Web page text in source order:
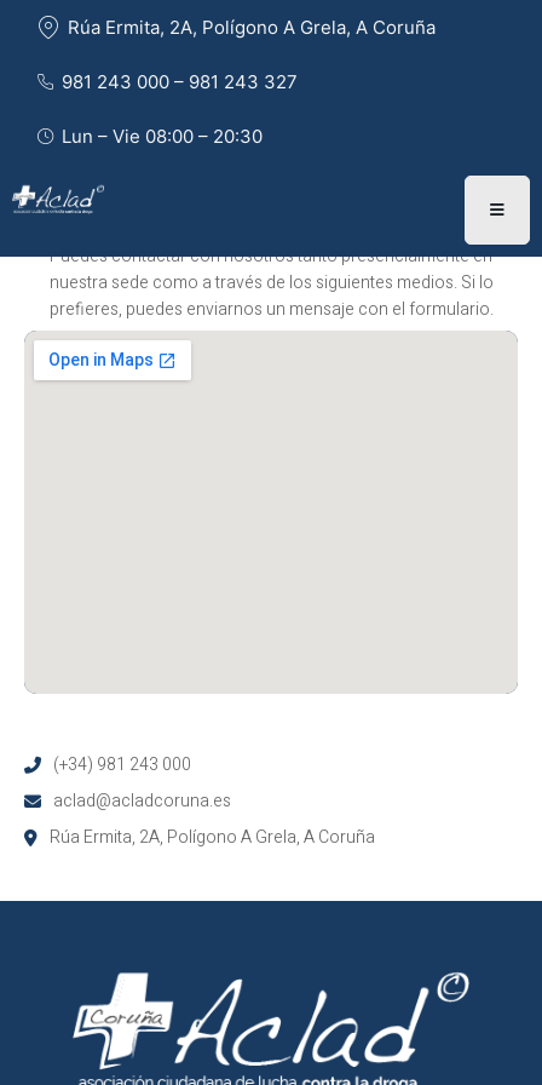
Rúa Ermita, 2A, Polígono A Grela, A Coruña
981 243 000 – 981 243 327
Lun – Vie 08:00 – 20:30
Puedes contactar con nosotros tanto presencialmente en
nuestra sede como a través de los siguientes medios. Si lo
prefieres, puedes enviarnos un mensaje con el formulario.
(+34) 981 243 000
aclad@acladcoruna.es
Rúa Ermita, 2A, Polígono A Grela, A Coruña